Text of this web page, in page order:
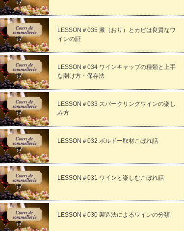
LESSON＃035 澱（おり）とカビは良質なワ
インの証
LESSON＃034 ワインキャップの種類と上手
な開け方・保存法
LESSON＃033 スパークリングワインの楽し
み方
LESSON＃032 ボルドー取材こぼれ話
LESSON＃031 ワインと楽しむこぼれ話
LESSON＃030 製造法によるワインの分類